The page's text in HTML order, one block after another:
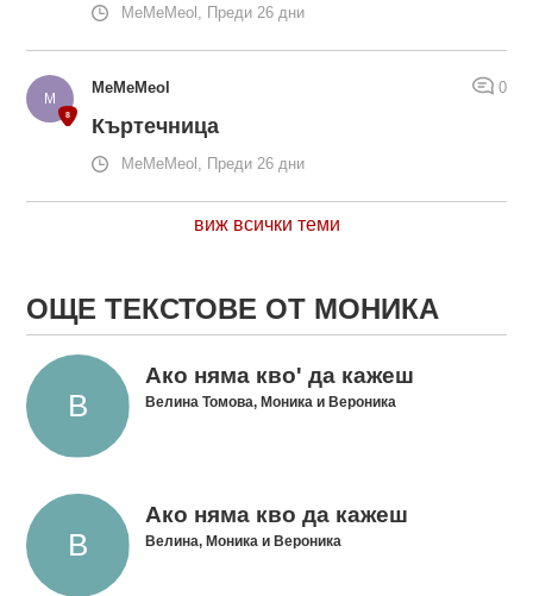
MeMeMeol, Преди 26 дни
MeMeMeol 0
Къртечница
MeMeMeol, Преди 26 дни
виж всички теми
ОЩЕ ТЕКСТОВЕ ОТ МОНИКА
Ако няма кво' да кажеш
Велина Томова, Моника и Вероника
Ако няма кво да кажеш
Велина, Моника и Вероника